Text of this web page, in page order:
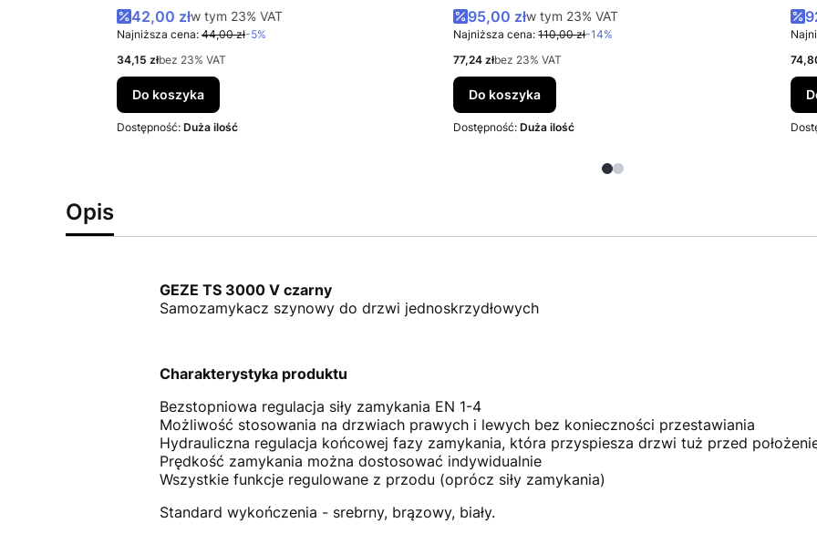
Cena promocyjna brutto
42,00 złw tym %s VAT
w tym 23% VAT
Najniższa cena: 44,00 zł-5%
Cena netto
34,15 złbez 23% VAT
Do koszyka
Dostępność: Duża ilość
Cena promocyjna brutto
95,00 złw tym %s VAT
w tym 23% VAT
Najniższa cena: 110,00 zł-14%
Cena netto
77,24 złbez 23% VAT
Do koszyka
Dostępność:Duża ilość
Opis
GEZE TS 3000 V czarny
Samozamykacz szynowy do drzwi jednoskrzydłowych
Charakterystyka produktu
Bezstopniowa regulacja siły zamykania EN 1-4
Możliwość stosowania na drzwiach prawych i lewych bez konieczności przestawiania
Hydrauliczna regulacja końcowej fazy zamykania, która przyspiesza drzwi tuż przed
Prędkość zamykania można dostosować indywidualnie
Wszystkie funkcje regulowane z przodu (oprócz siły zamykania)
Standard wykończenia - srebrny, brązowy, biały.